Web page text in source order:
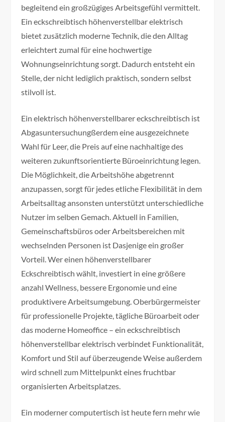
begleitend ein großzügiges Arbeitsgefühl vermittelt.
Ein eckschreibtisch höhenverstellbar elektrisch
bietet zusätzlich moderne Technik, die den Alltag
erleichtert zumal für eine hochwertige
Wohnungseinrichtung sorgt. Dadurch entsteht ein
Stelle, der nicht lediglich praktisch, sondern selbst
stilvoll ist.
Ein elektrisch höhenverstellbarer eckschreibtisch ist
Abgasuntersuchungßerdem eine ausgezeichnete
Wahl für Leer, die Preis auf eine nachhaltige des
weiteren zukunftsorientierte Büroeinrichtung legen.
Die Möglichkeit, die Arbeitshöhe abgetrennt
anzupassen, sorgt für jedes etliche Flexibilität in dem
Arbeitsalltag ansonsten unterstützt unterschiedliche
Nutzer im selben Gemach. Aktuell in Familien,
Gemeinschaftsbüros oder Arbeitsbereichen mit
wechselnden Personen ist Dasjenige ein großer
Vorteil. Wer einen höhenverstellbarer
Eckschreibtisch wählt, investiert in eine größere
anzahl Wellness, bessere Ergonomie und eine
produktivere Arbeitsumgebung. Oberbürgermeister
für professionelle Projekte, tägliche Büroarbeit oder
das moderne Homeoffice – ein eckschreibtisch
höhenverstellbar elektrisch verbindet Funktionalität,
Komfort und Stil auf überzeugende Weise außerdem
wird schnell zum Mittelpunkt eines fruchtbar
organisierten Arbeitsplatzes.
Ein moderner computertisch ist heute fern mehr wie